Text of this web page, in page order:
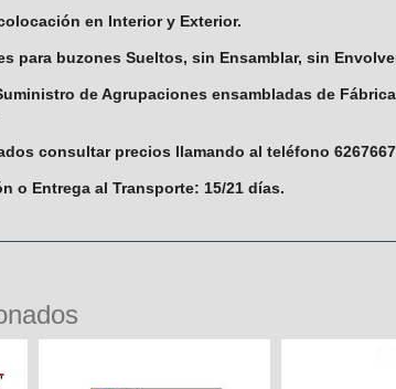
en Interior y Exterior.
para buzones Sueltos, sin Ensamblar, sin
de Agrupaciones ensambladas de
consultar precios llamando al teléfono
o Entrega al Transporte: 15/21 días.